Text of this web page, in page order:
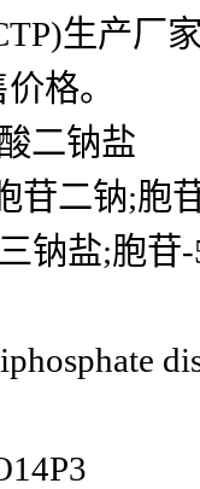
生产厂
格。
二钠盐
苷二钠;胞
钠盐;胞